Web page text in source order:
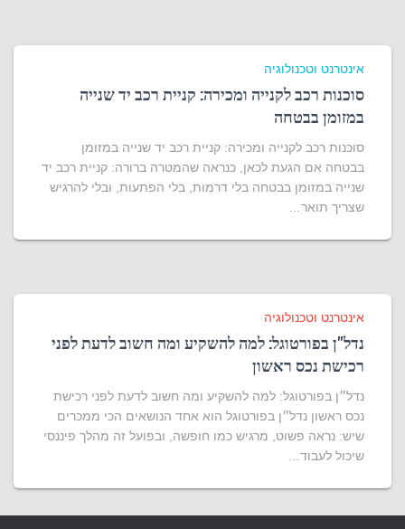
אינטרנט וטכנולוגיה
סוכנות רכב לקנייה ומכירה: קניית רכב יד שנייה
במזומן בבטחה
סוכנות רכב לקנייה ומכירה: קניית רכב יד שנייה במזומן
בבטחה אם הגעת לכאן, כנראה שהמטרה ברורה: קניית רכב יד
שנייה במזומן בבטחה בלי דרמות, בלי הפתעות, ובלי להרגיש
שצריך תואר…
אינטרנט וטכנולוגיה
נדל"ן בפורטוגל: למה להשקיע ומה חשוב לדעת לפני
רכישת נכס ראשון
נדל״ן בפורטוגל: למה להשקיע ומה חשוב לדעת לפני רכישת
נכס ראשון נדל״ן בפורטוגל הוא אחד הנושאים הכי ממכרים
שיש: נראה פשוט, מרגיש כמו חופשה, ובפועל זה מהלך פיננסי
שיכול לעבוד…